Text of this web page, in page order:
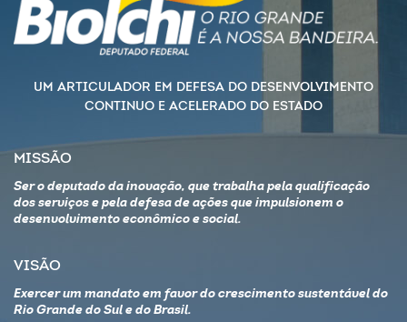
UM ARTICULADOR EM DEFESA DO DESENVOLVIMENTO
CONTINUO E ACELERADO DO ESTADO
MISSÃO
Ser o deputado da inovação, que trabalha pela qualificação
dos serviços e pela defesa de ações que impulsionem o
desenvolvimento econômico e social.
VISÃO
Exercer um mandato em favor do crescimento sustentável do
Rio Grande do Sul e do Brasil.